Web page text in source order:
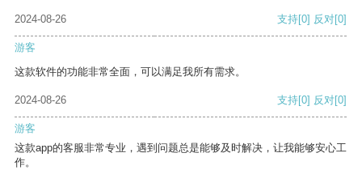
2024-08-26 支持[0] 反对[0]
游客
这款软件的功能非常全面，可以满足我所有需求。
2024-08-26 支持[0] 反对[0]
游客
这款app的客服非常专业，遇到问题总是能够及时解决，让我能够安心工
作。